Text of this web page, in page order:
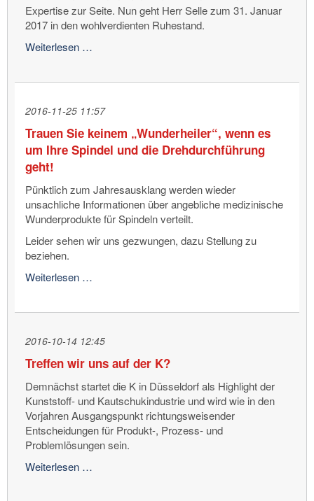
Expertise zur Seite. Nun geht Herr Selle zum 31. Januar
2017 in den wohlverdienten Ruhestand.
Weiterlesen …
sich
vor
2016-11-25 11:57
Trauen Sie keinem „Wunderheiler“, wenn es
um Ihre Spindel und die Drehdurchführung
geht!
Pünktlich zum Jahresausklang werden wieder
unsachliche Informationen über angebliche medizinische
Wunderprodukte für Spindeln verteilt.
Leider sehen wir uns gezwungen, dazu Stellung zu
beziehen.
Weiterlesen …
wenn
es
um
Spindel
und
die
Drehdurchführung
geht!
2016-10-14 12:45
Treffen wir uns auf der K?
Demnächst startet die K in Düsseldorf als Highlight der
Kunststoff- und Kautschukindustrie und wird wie in den
Vorjahren Ausgangspunkt richtungsweisender
Entscheidungen für Produkt-, Prozess- und
Problemlösungen sein.
Weiterlesen …